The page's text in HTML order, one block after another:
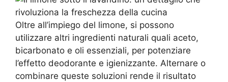
Oltre all’impiego del limone, si possono
utilizzare altri ingredienti naturali quali aceto,
bicarbonato e oli essenziali, per potenziare
l’effetto deodorante e igienizzante. Alternare o
combinare queste soluzioni rende il risultato